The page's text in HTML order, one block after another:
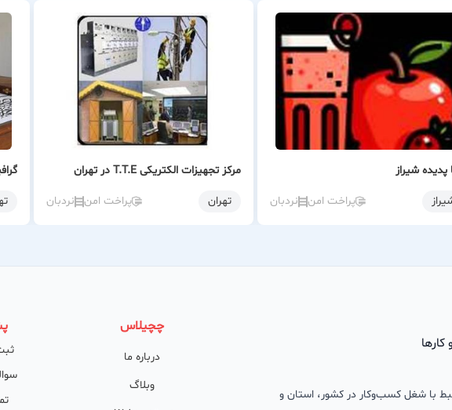
چرا شایان گرافیک؟
تجربه و تخصص: سال‌ها سابقه درخشان در صنعت چاپ و تبلیغات.
کیفیت بی‌رقیب: استفاده از مرغوب‌ترین مواد اولیه و به‌روزترین دستگاه‌های
مشاوره حرفه‌ای: راهنمایی و همراهی شما در تمامی مراحل، از ایده تا اجرای نهایی.
تنوع بی‌نهایت: پوشش طیف وسیعی از نیازهای چاپی و تبلیغاتی.
تعهد به زمان: رعایت دقیق زمان‌بندی تحویل پروژه‌ها.
شایان گرافیک؛ خلاقیت در طراحی، دقت در چاپ، اطمینان در تبلیغات.
با ما، نام و نشان شما ماندگار خواهد شد.
پدیده شیراز
پراخت امن نردبان
مرکز تجهیزات الکتریکی T.T.E در تهران
تهران پراخت امن نردبان
مرتبط با شغل کسب‌وکار در کشور، استان و
چچیلاس
درباره ما
وبلاگ